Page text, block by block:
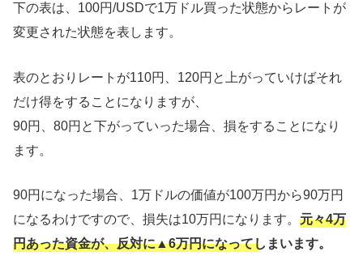
下の表は、100円/USDで1万ドル買った状態からレートが
変更された状態を表します。
表のとおりレートが110円、120円と上がっていけばそれ
だけ得をすることになりますが、
90円、80円と下がっていった場合、損をすることになり
ます。
90円になった場合、1万ドルの価値が100万円から90万円
になるわけですので、損失は10万円になります。 元々4万
円あった資金が、反対に▲6万円になってしまいます。